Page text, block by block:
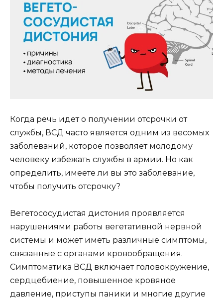
Когда речь идет о получении отсрочки от
службы, ВСД часто является одним из весомых
заболеваний, которое позволяет молодому
человеку избежать службы в армии. Но как
определить, имеете ли вы это заболевание,
чтобы получить отсрочку?
Вегетососудистая дистония проявляется
нарушениями работы вегетативной нервной
системы и может иметь различные симптомы,
связанные с органами кровообращения.
Симптоматика ВСД включает головокружение,
сердцебиение, повышенное кровяное
давление, приступы паники и многие другие